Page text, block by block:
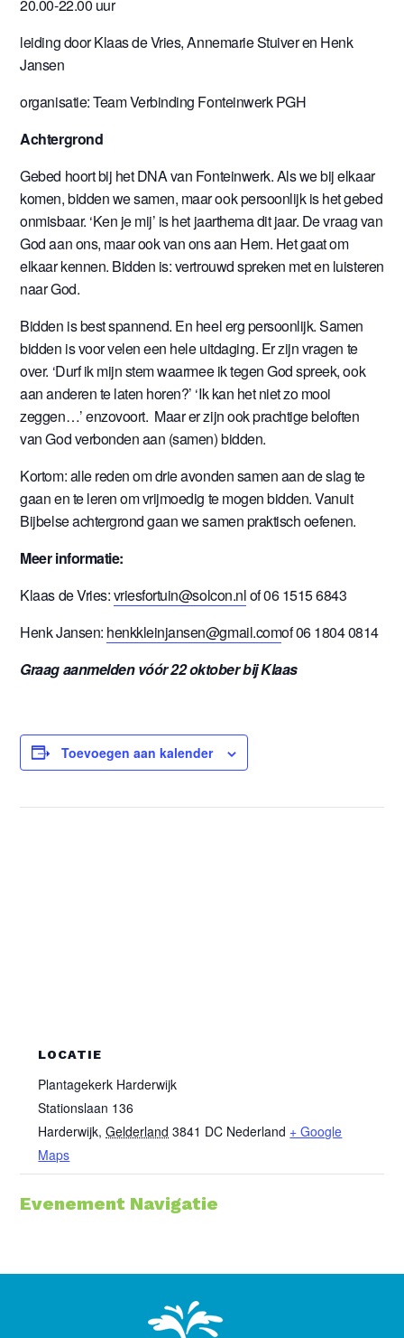
20.00-22.00 uur
leiding door Klaas de Vries, Annemarie Stuiver en Henk
Jansen
organisatie: Team Verbinding Fonteinwerk PGH
Achtergrond
Gebed hoort bij het DNA van Fonteinwerk. Als we bij elkaar
komen, bidden we samen, maar ook persoonlijk is het gebed
onmisbaar. ‘Ken je mij’ is het jaarthema dit jaar. De vraag van
God aan ons, maar ook van ons aan Hem. Het gaat om
elkaar kennen. Bidden is: vertrouwd spreken met en luisteren
naar God.
Bidden is best spannend. En heel erg persoonlijk. Samen
bidden is voor velen een hele uitdaging. Er zijn vragen te
over. ‘Durf ik mijn stem waarmee ik tegen God spreek, ook
aan anderen te laten horen?’ ‘Ik kan het niet zo mooi
zeggen…’ enzovoort. Maar er zijn ook prachtige beloften
van God verbonden aan (samen) bidden.
Kortom: alle reden om drie avonden samen aan de slag te
gaan en te leren om vrijmoedig te mogen bidden. Vanuit
Bijbelse achtergrond gaan we samen praktisch oefenen.
Meer informatie:
Klaas de Vries:vriesfortuin@solcon.nlof 06 1515 6843
Henk Jansen: henkkleinjansen@gmail.comof 06 1804 0814
Graag aanmelden vóór 22 oktober bij Klaas
Toevoegen aan kalender
LOCATIE
Plantagekerk Harderwijk
Stationslaan 136
Harderwijk, Gelderland 3841 DC Nederland + Google
Maps
Evenement Navigatie